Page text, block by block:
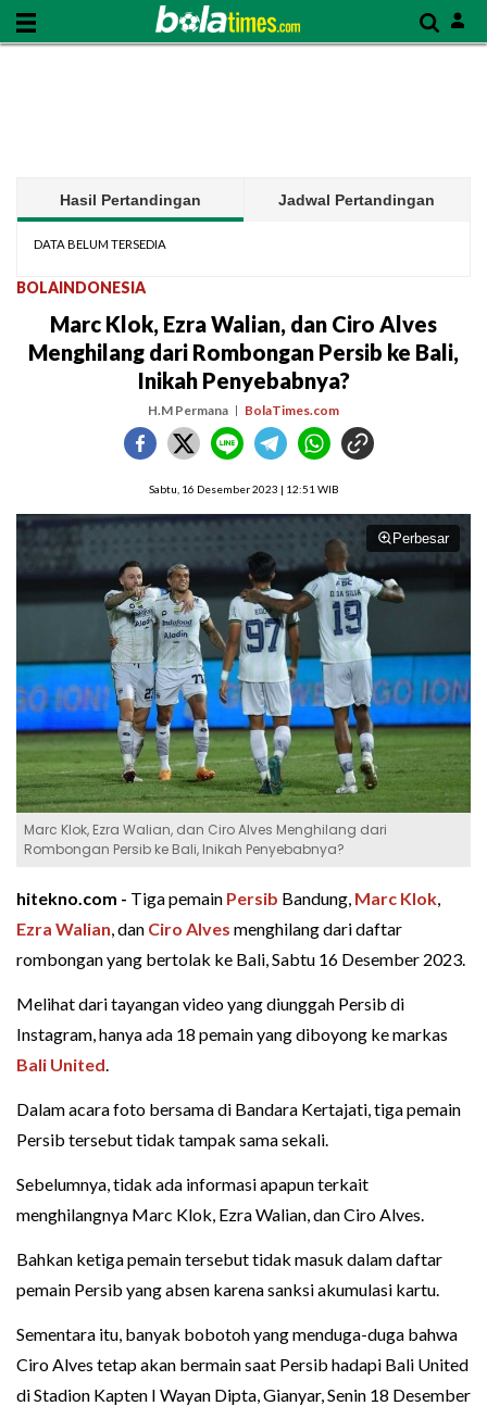
Hasil Pertandingan Jadwal Pertandingan
DATA BELUM TERSEDIA
BOLAINDONESIA
Marc Klok, Ezra Walian, dan Ciro Alves
Menghilang dari Rombongan Persib ke Bali,
Inikah Penyebabnya?
H.M Permana BolaTimes.com
Sabtu, 16 Desember 2023 | 12:51 WIB
Perbesar
Marc Klok, Ezra Walian, dan Ciro Alves Menghilang dari
Rombongan Persib ke Bali, Inikah Penyebabnya?
hitekno.com - Tiga pemain Persib Bandung, Marc Klok,
Ezra Walian, dan Ciro Alves menghilang dari daftar
rombongan yang bertolak ke Bali, Sabtu 16 Desember 2023.
Melihat dari tayangan video yang diunggah Persib di
Instagram, hanya ada 18 pemain yang diboyong ke markas
Bali United.
Dalam acara foto bersama di Bandara Kertajati, tiga pemain
Persib tersebut tidak tampak sama sekali.
Sebelumnya, tidak ada informasi apapun terkait
menghilangnya Marc Klok, Ezra Walian, dan Ciro Alves.
Bahkan ketiga pemain tersebut tidak masuk dalam daftar
pemain Persib yang absen karena sanksi akumulasi kartu.
Sementara itu, banyak bobotoh yang menduga-duga bahwa
Ciro Alves tetap akan bermain saat Persib hadapi Bali United
di Stadion Kapten I Wayan Dipta, Gianyar, Senin 18 Desember